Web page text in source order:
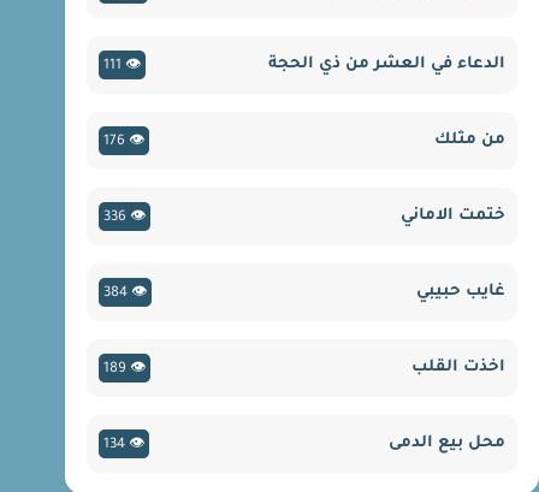
الدعاء في العشر من ذي الحجة 👁 111
من مثلك 👁 176
ختمت الاماني 👁 336
غايب حبيبي 👁 384
اخذت القلب 👁 189
محل بيع الدمى 👁 134